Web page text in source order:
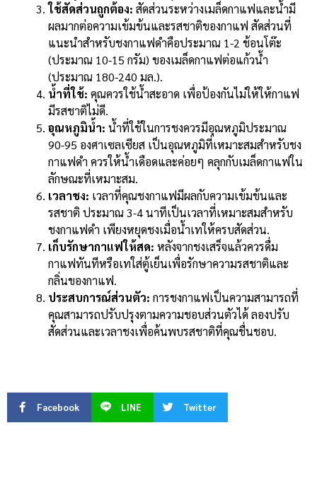
ใช้สัดส่วนถูกต้อง: สัดส่วนระหว่างเมล็ดกาแฟและน้ำมี
ผลมากต่อความเข้มข้นและรสชาติของกาแฟ สัดส่วนที่
แนะนำสำหรับชงกาแฟดำคือประมาณ 1-2 ช้อนโต๊ะ
(ประมาณ 10-15 กรัม) ของเมล็ดกาแฟต่อแก้วน้ำ
(ประมาณ 180-240 มล.).
น้ำที่ใช้: คุณควรใช้น้ำสะอาด เพื่อป้องกันไม่ให้ให้กาแฟ
มีรสชาติไม่ดี.
อุณหภูมิน้ำ: น้ำที่ใช้ในการชงควรมีอุณหภูมิประมาณ
90-95 องศาเซลเซียส เป็นอุณหภูมิที่เหมาะสมสำหรับชง
กาแฟดำ ควรให้น้ำเดือดและค่อยๆ คลุกกับเมล็ดกาแฟใน
ลักษณะที่เหมาะสม.
เวลาชง: เวลาที่คุณชงกาแฟมีผลกับความเข้มข้นและ
รสชาติ ประมาณ 3-4 นาทีเป็นเวลาที่เหมาะสมสำหรับ
ชงกาแฟดำ เพียงหยุดชงเมื่อน้ำเทให้ครบสัดส่วน.
เก็บรักษากาแฟให้สด: หลังจากชงเสร็จแล้วควรดื่ม
กาแฟทันทีหรือเทใส่ตู้เย็นเพื่อรักษาความรสชาติและ
กลิ่นของกาแฟ.
ประสบการณ์ส่วนตัว: การชงกาแฟเป็นความสามารถที่
คุณสามารถปรับปรุงตามความชอบส่วนตัวได้ ลองปรับ
สัดส่วนและเวลาชงเพื่อค้นพบรสชาติที่คุณชื่นชอบ.
Facebook LINE Twitter